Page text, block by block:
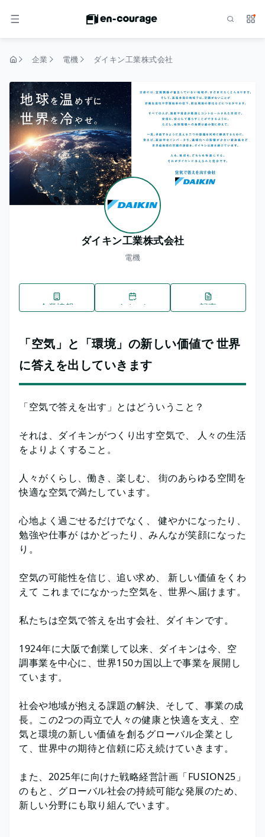
メニュー サ
企業 電機 ダイキン工業株式会社
ダイキン工業株式会社
電機
企業情報 イベント 記事
「空気」と「環境」の新しい価値で 世界
に答えを出していきます
「空気で答えを出す」とはどういうこと？
それは、ダイキンがつくり出す空気で、 人々の生活
をよりよくすること。
人々がくらし、働き、楽しむ、 街のあらゆる空間を
快適な空気で満たしています。
心地よく過ごせるだけでなく、 健やかになったり、
勉強や仕事が はかどったり、みんなが笑顔になった
り。
空気の可能性を信じ、追い求め、 新しい価値をくわ
えて これまでになかった空気を、世界へ届けます。
私たちは空気で答えを出す会社、ダイキンです。
1924年に大阪で創業して以来、ダイキンは今、空
調事業を中心に、世界150カ国以上で事業を展開し
ています。
社会や地域が抱える課題の解決、そして、事業の成
長。この2つの両立で人々の健康と快適を支え、空
気と環境の新しい価値を創るグローバル企業とし
て、世界中の期待と信頼に応え続けていきます。
また、2025年に向けた戦略経営計画「FUSION25」
のもと、グローバル社会の持続可能な発展のため、
新しい分野にも取り組んでいます。